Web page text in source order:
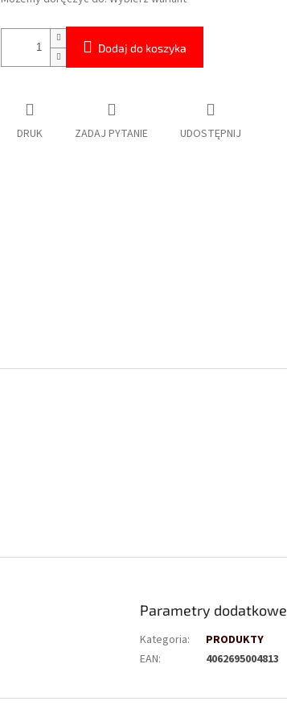
Dodaj do koszyka
DRUK ZADAJ PYTANIE UDOSTĘPNIJ
Parametry dodatkowe
Kategoria:
PRODUKTY
EAN: 4062695004813